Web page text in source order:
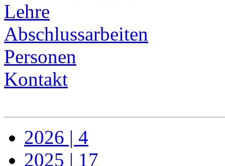
Lehre
Abschlussarbeiten
Personen
Kontakt
2026 | 4
2025 | 17